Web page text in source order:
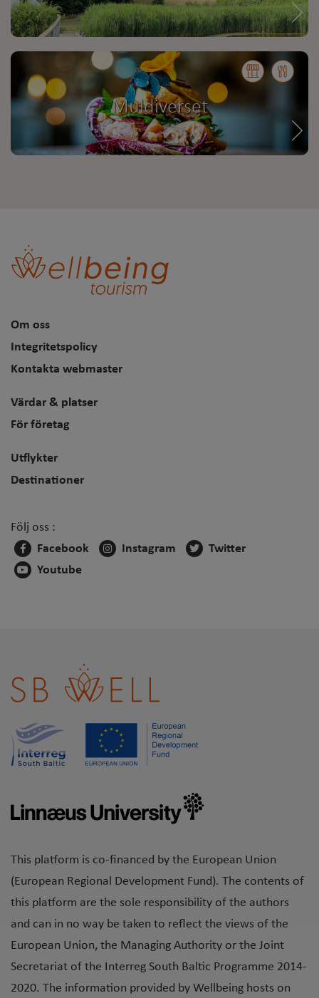
Muldiverset
Om oss
Integritetspolicy
Kontakta webmaster
Värdar & platser
För företag
Utflykter
Destinationer
Följ oss :
Facebook
Instagram
Twitter
Youtube
This platform is co-financed by the European Union
(European Regional Development Fund). The contents of
this platform are the sole responsibility of the authors
and can in no way be taken to reflect the views of the
European Union, the Managing Authority or the Joint
Secretariat of the Interreg South Baltic Programme 2014-
2020. The information provided by Wellbeing hosts on